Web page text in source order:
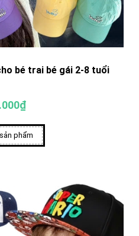
bé trai bé gái 2-8 tuổi
phẩm